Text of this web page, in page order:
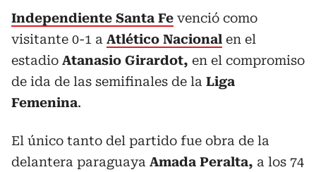
Independiente Santa Fe venció como
visitante 0-1 a Atlético Nacional en el
estadio Atanasio Girardot, en el compromiso
de ida de las semifinales de la Liga
Femenina.
El único tanto del partido fue obra de la
delantera paraguaya Amada Peralta, a los 74